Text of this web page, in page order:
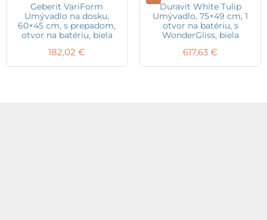
Geberit VariForm
Umývadlo na dosku,
60×45 cm, s prepadom,
otvor na batériu, biela
182,02 €
Duravit White Tulip
Umývadlo, 75×49 cm, 1
otvor na batériu, s
WonderGliss, biela
617,63 €